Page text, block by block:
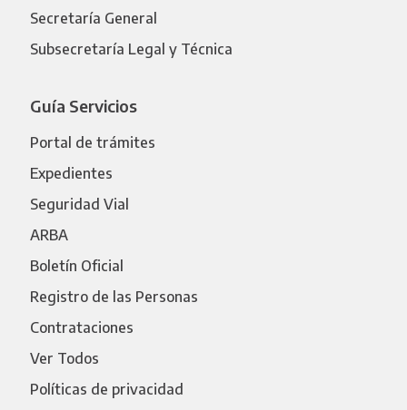
Secretaría General
Subsecretaría Legal y Técnica
Guía Servicios
Portal de trámites
Expedientes
Seguridad Vial
ARBA
Boletín Oficial
Registro de las Personas
Contrataciones
Ver Todos
Políticas de privacidad